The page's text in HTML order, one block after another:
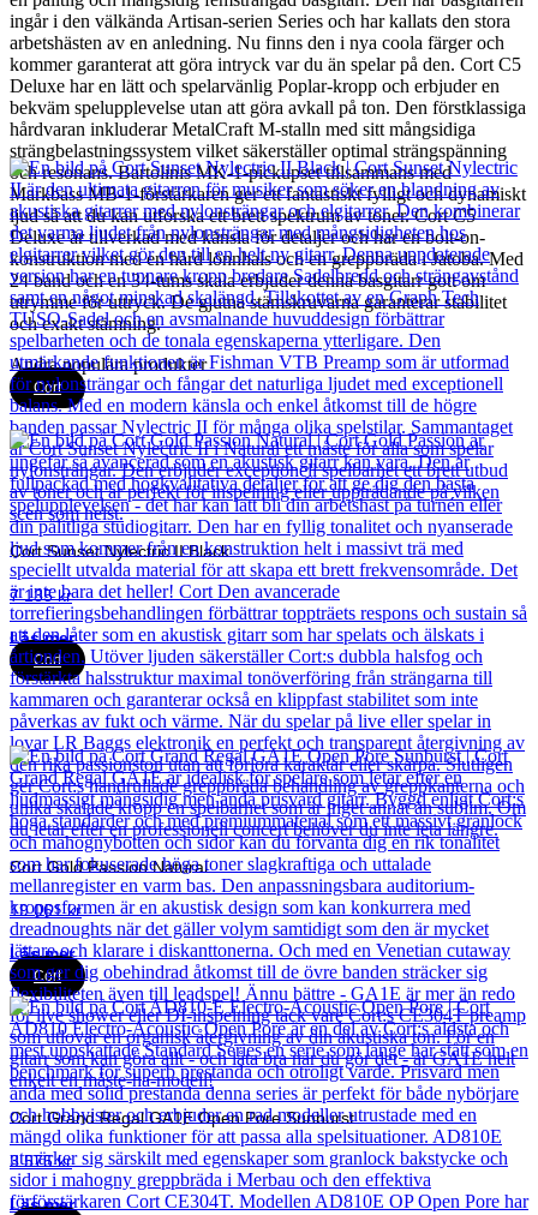
ingår i den välkända Artisan-serien Series och har kallats den stora
arbetshästen av en anledning. Nu finns den i nya coola färger och
kommer garanterat att göra intryck var du än spelar på den. Cort C5
Deluxe har en lätt och spelarvänlig Poplar-kropp och erbjuder en
bekväm spelupplevelse utan att göra avkall på ton. Den förstklassiga
hårdvaran inkluderar MetalCraft M-stalln med sitt mångsidiga
strängbelastningssystem vilket säkerställer optimal strängspänning
och resonans. Bartolinis MK-1-pickupset tillsammans med
Markbass MB-1-förstärkaren ger ett fantastiskt fylligt och dynamiskt
ljud så att du kan utforska ett brett spektrum av toner. Cort C5
Deluxe är tillverkad med känsla för detaljer och har en bolt-on-
konstruktion med en hård lönnhals och en greppbräda i Jatoba. Med
24 band och en 34-tums skala erbjuder denna basgitarr gott om
utrymme för uttryck. De gjutna stämskruvarna garanterar stabilitet
och exakt stämning.
Andra populära produkter
Cort
Cort Sunset Nylectric II Black
7 135kr
Läs mer
Cort
Cort Gold Passion Natural
19 061kr
Läs mer
Cort
Cort Grand Regal GA1E Open Pore Sunburst
3 575kr
Läs mer